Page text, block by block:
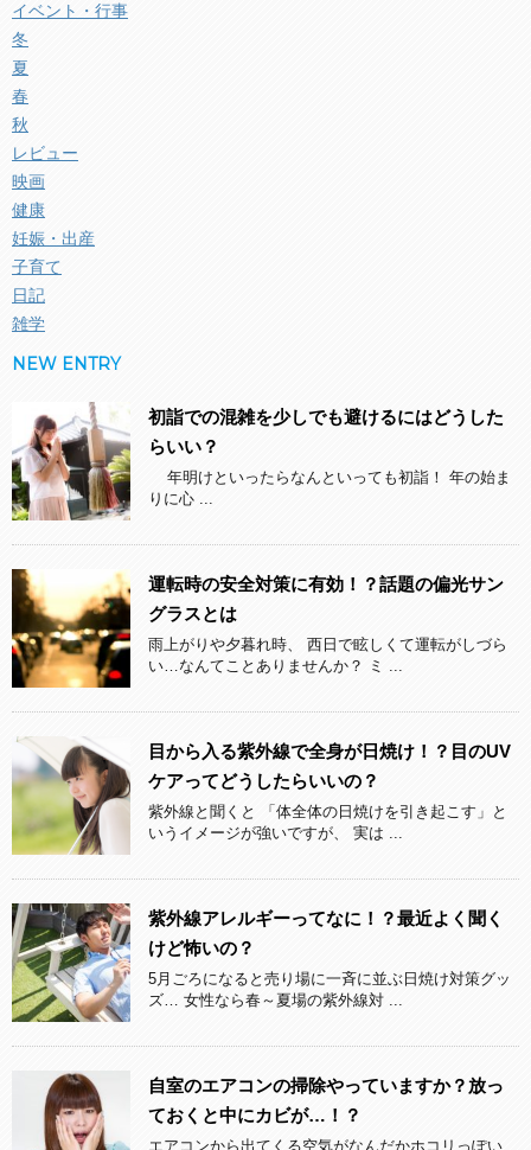
イベント・行事
冬
夏
春
秋
レビュー
映画
健康
妊娠・出産
子育て
日記
雑学
NEW ENTRY
初詣での混雑を少しでも避けるにはどうした
らいい？
年明けといったらなんといっても初詣！ 年の始ま
りに心 ...
運転時の安全対策に有効！？話題の偏光サン
グラスとは
雨上がりや夕暮れ時、 西日で眩しくて運転がしづら
い…なんてことありませんか？ ミ ...
目から入る紫外線で全身が日焼け！？目のUV
ケアってどうしたらいいの？
紫外線と聞くと 「体全体の日焼けを引き起こす」と
いうイメージが強いですが、 実は ...
紫外線アレルギーってなに！？最近よく聞く
けど怖いの？
5月ごろになると売り場に一斉に並ぶ日焼け対策グッ
ズ… 女性なら春～夏場の紫外線対 ...
自室のエアコンの掃除やっていますか？放っ
ておくと中にカビが…！？
エアコンから出てくる空気がなんだかホコリっぽい、